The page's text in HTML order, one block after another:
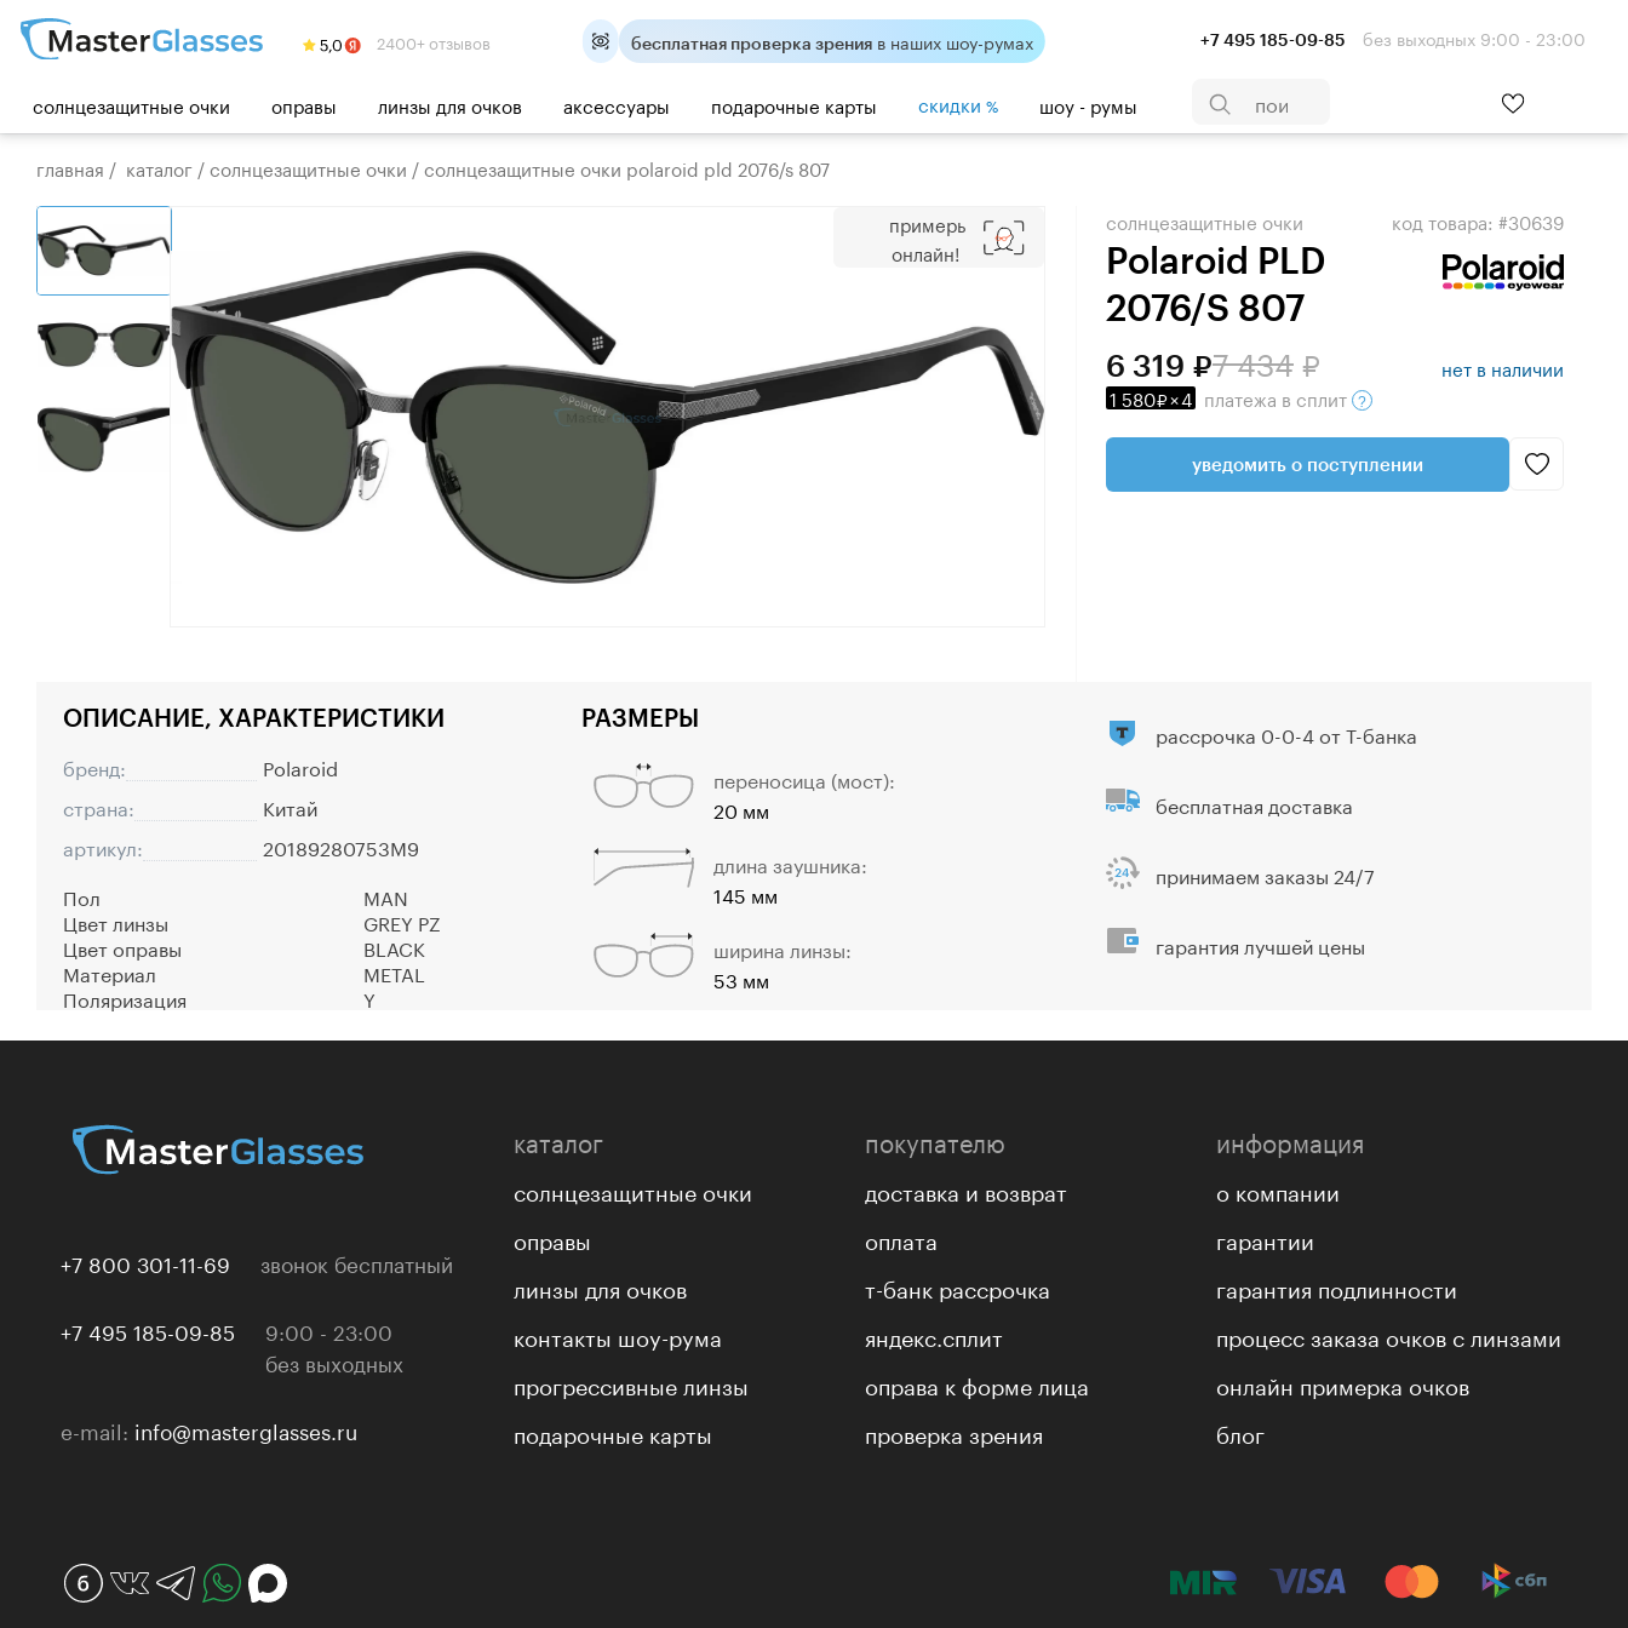
2400+ отзывов +7 495 185-09-85 без выходных 9:00 - 23:00
бесплатная проверка зрения в наших шоу-румах
солнцезащитные очки оправы линзы для очков аксессуары подарочные карты скидки % шоу - румы
главная / каталог /солнцезащитные очки /солнцезащитные очки polaroid pld 2076/s 807
примерь
онлайн!
солнцезащитные очки
Polaroid PLD
2076/S 807
код товара: #30639
7 434
6 319
1 580 ×4 платежа в сплит
нет в наличии
уведомить о поступлении
ОПИСАНИЕ, ХАРАКТЕРИСТИКИ
бренд:
Polaroid
страна:
Китай
артикул:
20189280753M9
Пол
MAN
Цвет линзы
GREY PZ
Цвет оправы
BLACK
Материал
METAL
Поляризация
Y
РАЗМЕРЫ
переносица (мост):
20 мм
длина заушника:
145 мм
ширина линзы:
53 мм
рассрочка 0-0-4 от Т-банка
бесплатная доставка
принимаем заказы 24/7
гарантия лучшей цены
+7 800 301-11-69 звонок бесплатный
+7 495 185-09-85
9:00 - 23:00
без выходных
e-mail: info@masterglasses.ru
каталог
солнцезащитные очки
оправы
линзы для очков
контакты шоу-рума
прогрессивные линзы
подарочные карты
покупателю
доставка и возврат
оплата
т-банк рассрочка
яндекс.сплит
оправа к форме лица
проверка зрения
информация
о компании
гарантии
гарантия подлинности
процесс заказа очков с линзами
онлайн примерка очков
блог